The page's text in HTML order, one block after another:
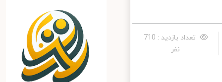
تعداد بازدید : 710
نفر